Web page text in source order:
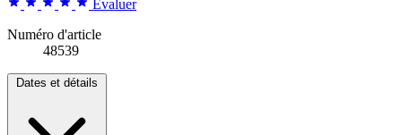
Évaluer
Numéro d'article
48539
Dates et détails